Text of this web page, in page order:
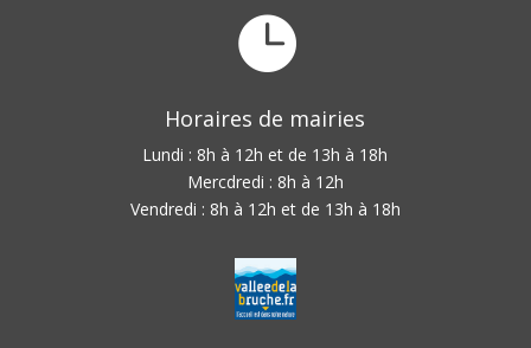

Horaires de mairies
Lundi : 8h à 12h et de 13h à 18h
Mercdredi : 8h à 12h
Vendredi : 8h à 12h et de 13h à 18h